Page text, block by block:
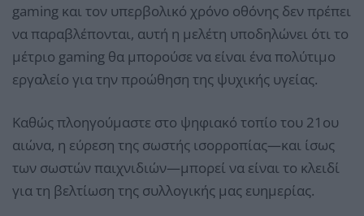
gaming και τον υπερβολικό χρόνο οθόνης δεν πρέπει
να παραβλέπονται, αυτή η μελέτη υποδηλώνει ότι το
μέτριο gaming θα μπορούσε να είναι ένα πολύτιμο
εργαλείο για την προώθηση της ψυχικής υγείας.
Καθώς πλοηγούμαστε στο ψηφιακό τοπίο του 21ου
αιώνα, η εύρεση της σωστής ισορροπίας—και ίσως
των σωστών παιχνιδιών—μπορεί να είναι το κλειδί
για τη βελτίωση της συλλογικής μας ευημερίας.